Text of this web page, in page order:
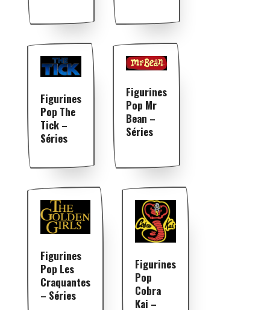
Figurines
Pop The
Tick –
Séries
Figurines
Pop Mr
Bean –
Séries
Figurines
Pop Les
Craquantes
– Séries
Figurines
Pop
Cobra
Kai –